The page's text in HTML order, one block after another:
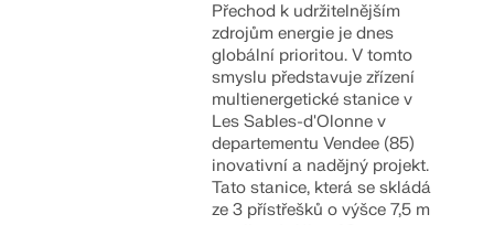
Přechod k udržitelnějším
zdrojům energie je dnes
globální prioritou. V tomto
smyslu představuje zřízení
multienergetické stanice v
Les Sables-d'Olonne v
departementu Vendee (85)
inovativní a nadějný projekt.
Tato stanice, která se skládá
ze 3 přístřešků o výšce 7,5 m